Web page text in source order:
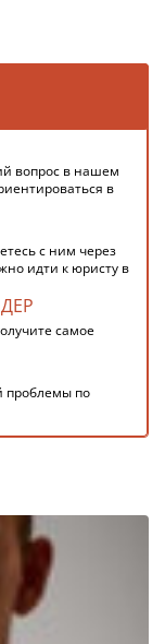
вопрос в нашем
в
с ним через
идти к юристу в
самое
проблемы по